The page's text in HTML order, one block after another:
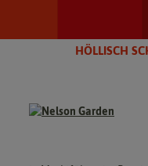
HÖLLISCH